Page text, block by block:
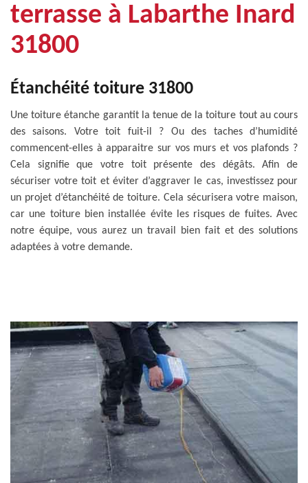
terrasse à Labarthe Inard
31800
Étanchéité toiture 31800
Une toiture étanche garantit la tenue de la toiture tout au cours
des saisons. Votre toit fuit-il ? Ou des taches d’humidité
commencent-elles à apparaitre sur vos murs et vos plafonds ?
Cela signifie que votre toit présente des dégâts. Afin de
sécuriser votre toit et éviter d’aggraver le cas, investissez pour
un projet d’étanchéité de toiture. Cela sécurisera votre maison,
car une toiture bien installée évite les risques de fuites. Avec
notre équipe, vous aurez un travail bien fait et des solutions
adaptées à votre demande.